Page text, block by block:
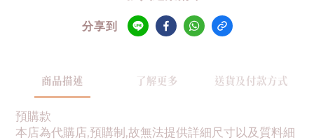
分享到
商品描述 了解更多 送貨及付款方式
預購款
本店為代購店,預購制,故無法提供詳細尺寸以及質料細